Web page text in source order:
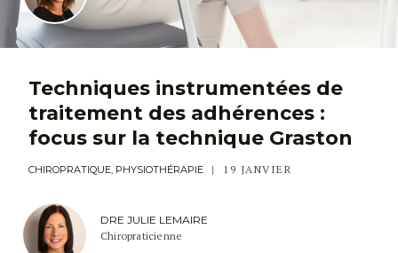
Techniques instrumentées de
traitement des adhérences :
focus sur la technique Graston
CHIROPRATIQUE, PHYSIOTHÉRAPIE 19 JANVIER
DRE JULIE LEMAIRE
Chiropraticienne